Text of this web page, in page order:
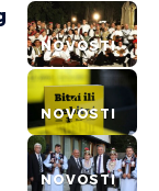
NOVOSTI
NOVOSTI
NOVOSTI